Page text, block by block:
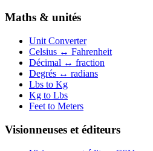
Maths & unités
Unit Converter
Celsius ↔ Fahrenheit
Décimal ↔ fraction
Degrés ↔ radians
Lbs to Kg
Kg to Lbs
Feet to Meters
Visionneuses et éditeurs